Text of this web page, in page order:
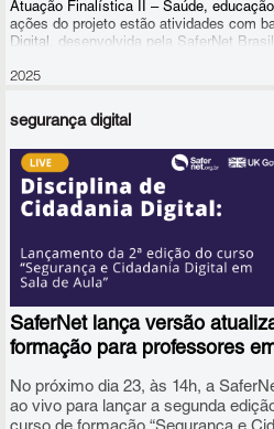
Atuação Finalística II – Saúde,
ações do projeto estão atividades com
Digital
, desenvolvida pela SaferNet
2025
segurança digital
SaferNet lança versão
formação para professores
No próximo dia 23, às 14h, a
ao vivo para lançar a segunda